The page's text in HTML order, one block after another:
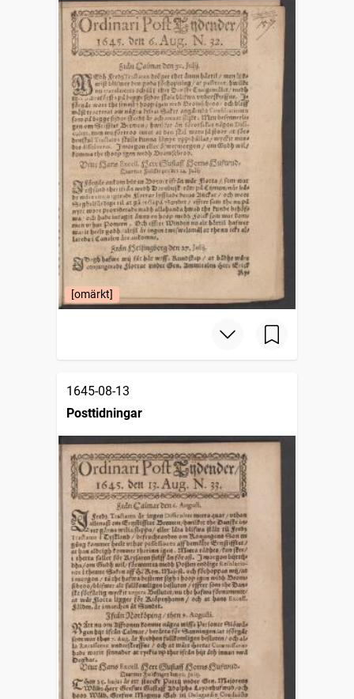
[omärkt]
1645-08-13
Posttidningar